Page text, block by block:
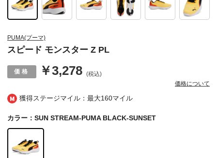
獲得ステージマイル：最大160マイル
PUMA(プーマ)
スピード モンスター Z PL
￥3,278 (税込)
価格について
カラー：SUN STREAM-PUMA BLACK-SUNSET